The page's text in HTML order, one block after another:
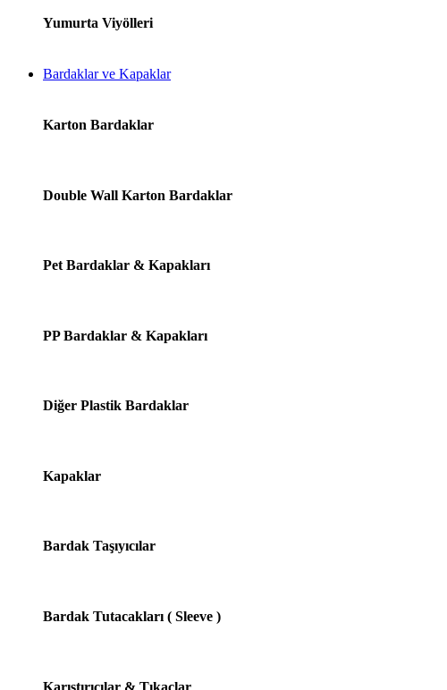
Yumurta Viyölleri
Bardaklar ve Kapaklar
Karton Bardaklar
Double Wall Karton Bardaklar
Pet Bardaklar & Kapakları
PP Bardaklar & Kapakları
Diğer Plastik Bardaklar
Kapaklar
Bardak Taşıyıcılar
Bardak Tutacakları ( Sleeve )
Karıştırıcılar & Tıkaçlar